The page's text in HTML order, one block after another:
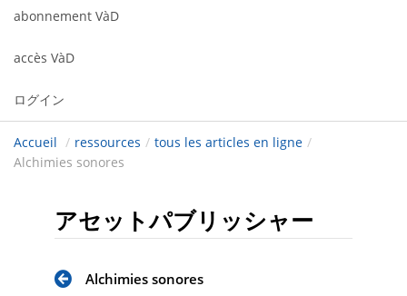
abonnement VàD
accès VàD
ログイン
Accueil / ressources / tous les articles en ligne /
Alchimies sonores
アセットパブリッシャー
Alchimies sonores